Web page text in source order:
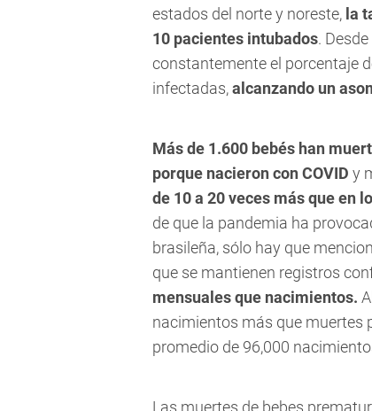
estados del norte y noreste, la
10 pacientes intubados.
constantemente el porcentaje
infectadas,alcanzando un
Más de 1.600 bebés han
porque nacieron con COVID y
de 10 a 20 veces más que en
de que la pandemia ha
brasileña, sólo hay que
que se mantienen registros
mensuales que nacimientos.
nacimientos más que muertes
promedio de 96,000
Las muertes de bebes